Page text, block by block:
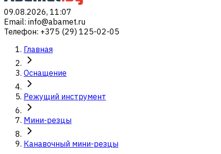
09.08.2026, 11:07
Email: info@abamet.ru
Телефон: +375 (29) 125-02-05
Главная
Оснащение
Режущий инструмент
Мини-резцы
Канавочный мини-резцы